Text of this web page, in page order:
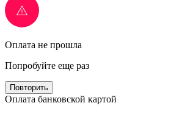
Оплата не прошла
Попробуйте еще раз
Повторить
Оплата банковской картой